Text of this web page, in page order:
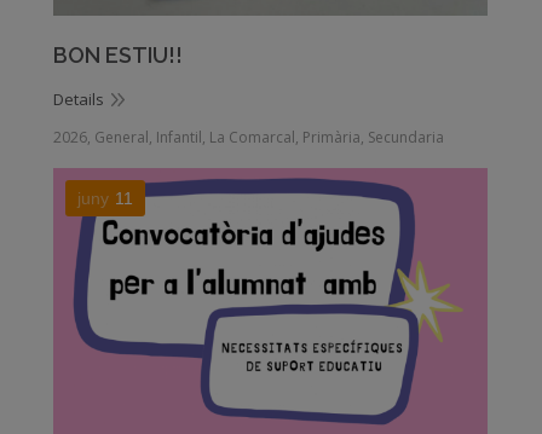
BON ESTIU!!
Details
2026, General, Infantil, La Comarcal, Primària, Secundaria
juny 11